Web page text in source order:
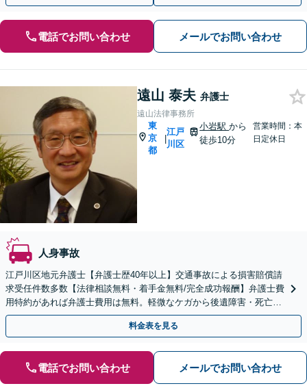
電話でお問い合わせ メールでお問い合わせ
遠山 泰夫 弁護士
遠山法律事務所
東
京
都
|
江戸
川区
小岩駅から
徒歩10分
営業時間：本
日定休日
人身事故
江戸川区地元弁護士【弁護士歴40年以上】交通事故による損害賠償請
求受任件数多数【法律相談無料・着手金無料/完全成功報酬】弁護士費
用特約があれば弁護士費用は無料。軽微なケガから後遺障害・死亡事
故にも幅広く対応。示談前に賠償額をご確認下さい。
料金表を見る
電話でお問い合わせ メールでお問い合わせ